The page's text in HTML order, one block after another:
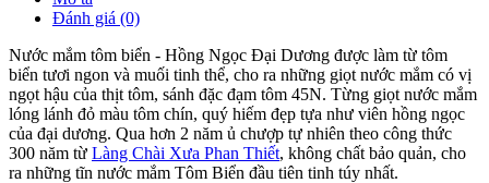
Đánh giá (0)
Nước mắm tôm biển - Hồng Ngọc Đại Dương được làm từ tôm
biển tươi ngon và muối tinh thể, cho ra những giọt nước mắm có vị
ngọt hậu của thịt tôm, sánh đặc đạm tôm 45N. Từng giọt nước mắm
lóng lánh đỏ màu tôm chín, quý hiếm đẹp tựa như viên hồng ngọc
của đại dương. Qua hơn 2 năm ủ chượp tự nhiên theo công thức
300 năm từ Làng Chài Xưa Phan Thiết, không chất bảo quản, cho
ra những tĩn nước mắm Tôm Biển đầu tiên tinh túy nhất.